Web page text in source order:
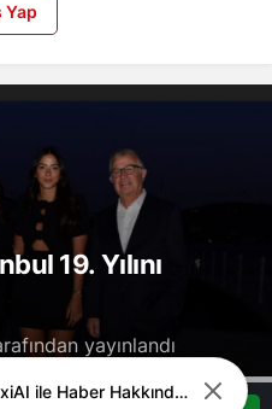
Yap
19. Yılını
yayınlandı
sağlamak için
MaxiAI ile Haber Hakkında Sohbet